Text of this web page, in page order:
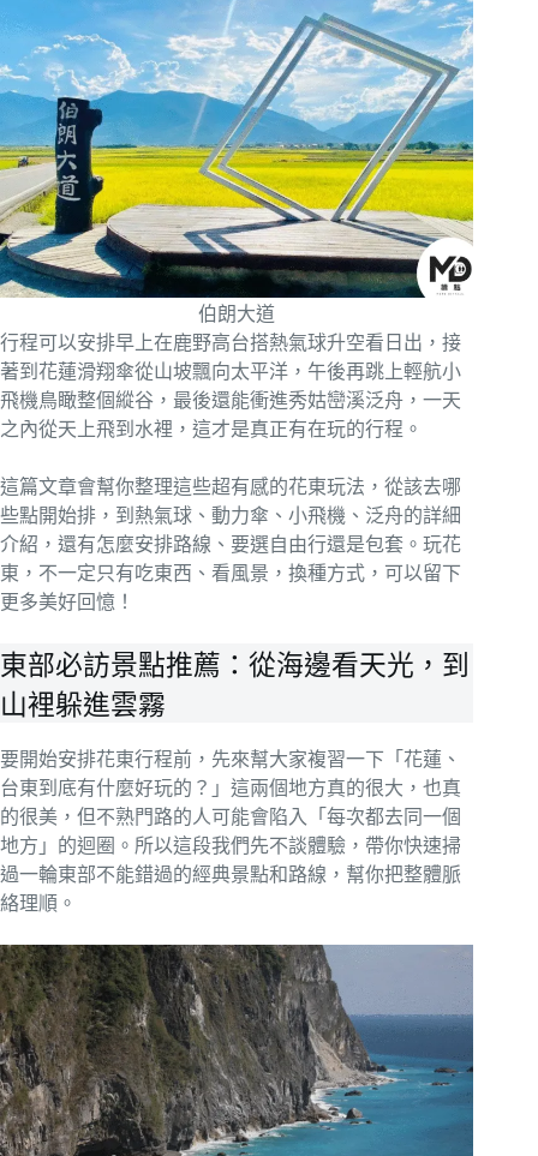
伯朗大道
行程可以安排早上在鹿野高台搭熱氣球升空看日出，接
著到花蓮滑翔傘從山坡飄向太平洋，午後再跳上輕航小
飛機鳥瞰整個縱谷，最後還能衝進秀姑巒溪泛舟，一天
之內從天上飛到水裡，這才是真正有在玩的行程。
這篇文章會幫你整理這些超有感的花東玩法，從該去哪
些點開始排，到熱氣球、動力傘、小飛機、泛舟的詳細
介紹，還有怎麼安排路線、要選自由行還是包套。玩花
東，不一定只有吃東西、看風景，換種方式，可以留下
更多美好回憶！
東部必訪景點推薦：從海邊看天光，到
山裡躲進雲霧
要開始安排花東行程前，先來幫大家複習一下「花蓮、
台東到底有什麼好玩的？」這兩個地方真的很大，也真
的很美，但不熟門路的人可能會陷入「每次都去同一個
地方」的迴圈。所以這段我們先不談體驗，帶你快速掃
過一輪東部不能錯過的經典景點和路線，幫你把整體脈
絡理順。